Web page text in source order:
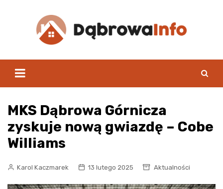
MKS Dąbrowa Górnicza
zyskuje nową gwiazdę – Cobe
Williams
Karol Kaczmarek 13 lutego 2025 Aktualności